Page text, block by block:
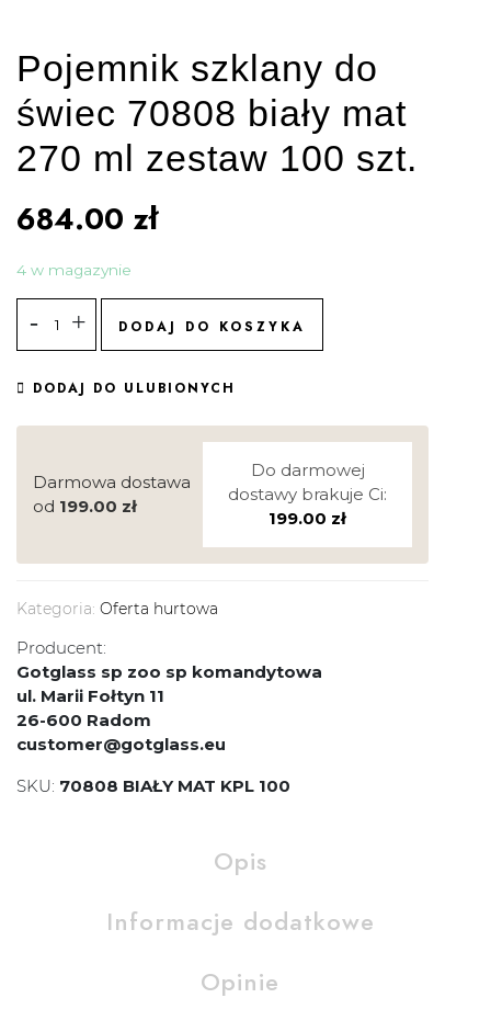
Pojemnik szklany do
świec 70808 biały mat
270 ml zestaw 100 szt.
684.00 zł
4 w magazynie
DODAJ DO KOSZYKA
DODAJ DO ULUBIONYCH
Darmowa dostawa
od 199.00 zł
Do darmowej
dostawy brakuje Ci:
199.00 zł
Kategoria: Oferta hurtowa
Producent:
Gotglass sp zoo sp komandytowa
ul. Marii Fołtyn 11
26-600 Radom
customer@gotglass.eu
SKU: 70808 BIAŁY MAT KPL 100
Opis
Informacje dodatkowe
Opinie